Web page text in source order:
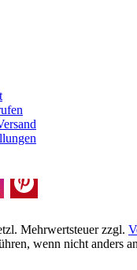
Mehrwertsteuer zzgl.
wenn nicht anders